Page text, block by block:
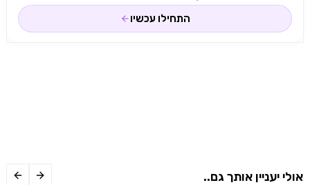
התחילו עכשיו
אולי יעניין אותך גם..